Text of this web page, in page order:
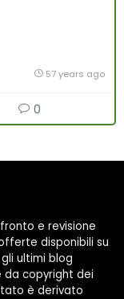
57 years ago
0
e revisione
disponibili su
ultimi blog
copyright dei
è derivato